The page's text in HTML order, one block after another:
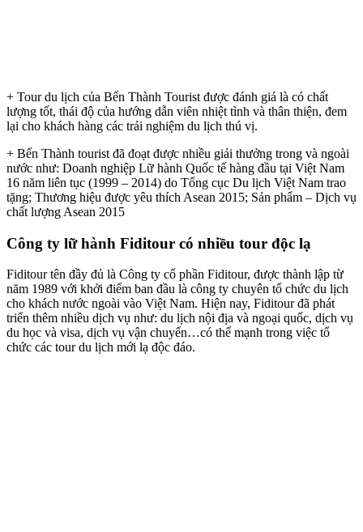
+ Tour du lịch của Bến Thành Tourist được đánh giá là có chất
lượng tốt, thái độ của hướng dẫn viên nhiệt tình và thân thiện, đem
lại cho khách hàng các trải nghiệm du lịch thú vị.
+ Bến Thành tourist đã đoạt được nhiều giải thưởng trong và ngoài
nước như: Doanh nghiệp Lữ hành Quốc tế hàng đầu tại Việt Nam
16 năm liên tục (1999 – 2014) do Tổng cục Du lịch Việt Nam trao
tặng; Thương hiệu được yêu thích Asean 2015; Sản phẩm – Dịch vụ
chất lượng Asean 2015
Công ty lữ hành Fiditour có nhiều tour độc lạ
Fiditour tên đầy đủ là Công ty cổ phần Fiditour, được thành lập từ
năm 1989 với khởi điểm ban đầu là công ty chuyên tổ chức du lịch
cho khách nước ngoài vào Việt Nam. Hiện nay, Fiditour đã phát
triển thêm nhiều dịch vụ như: du lịch nội địa và ngoại quốc, dịch vụ
du học và visa, dịch vụ vận chuyển…có thế mạnh trong việc tổ
chức các tour du lịch mới lạ độc đáo.